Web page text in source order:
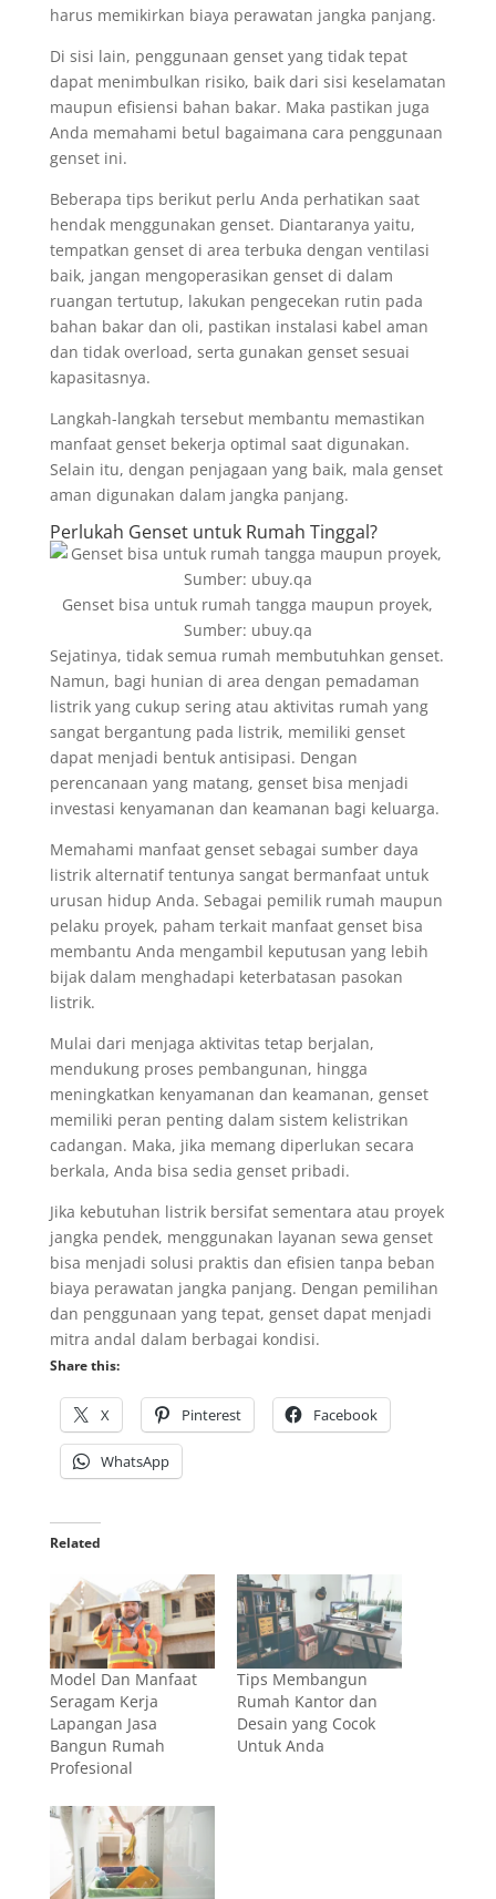
harus memikirkan biaya perawatan jangka panjang.
Di sisi lain, penggunaan genset yang tidak tepat
dapat menimbulkan risiko, baik dari sisi keselamatan
maupun efisiensi bahan bakar. Maka pastikan juga
Anda memahami betul bagaimana cara penggunaan
genset ini.
Beberapa tips berikut perlu Anda perhatikan saat
hendak menggunakan genset. Diantaranya yaitu,
tempatkan genset di area terbuka dengan ventilasi
baik, jangan mengoperasikan genset di dalam
ruangan tertutup, lakukan pengecekan rutin pada
bahan bakar dan oli, pastikan instalasi kabel aman
dan tidak overload, serta gunakan genset sesuai
kapasitasnya.
Langkah-langkah tersebut membantu memastikan
manfaat genset bekerja optimal saat digunakan.
Selain itu, dengan penjagaan yang baik, mala genset
aman digunakan dalam jangka panjang.
Perlukah Genset untuk Rumah Tinggal?
Genset bisa untuk rumah tangga maupun proyek,
Sumber: ubuy.qa
Sejatinya, tidak semua rumah membutuhkan genset.
Namun, bagi hunian di area dengan pemadaman
listrik yang cukup sering atau aktivitas rumah yang
sangat bergantung pada listrik, memiliki genset
dapat menjadi bentuk antisipasi. Dengan
perencanaan yang matang, genset bisa menjadi
investasi kenyamanan dan keamanan bagi keluarga.
Memahami manfaat genset sebagai sumber daya
listrik alternatif tentunya sangat bermanfaat untuk
urusan hidup Anda. Sebagai pemilik rumah maupun
pelaku proyek, paham terkait manfaat genset bisa
membantu Anda mengambil keputusan yang lebih
bijak dalam menghadapi keterbatasan pasokan
listrik.
Mulai dari menjaga aktivitas tetap berjalan,
mendukung proses pembangunan, hingga
meningkatkan kenyamanan dan keamanan, genset
memiliki peran penting dalam sistem kelistrikan
cadangan. Maka, jika memang diperlukan secara
berkala, Anda bisa sedia genset pribadi.
Jika kebutuhan listrik bersifat sementara atau proyek
jangka pendek, menggunakan layanan sewa genset
bisa menjadi solusi praktis dan efisien tanpa beban
biaya perawatan jangka panjang. Dengan pemilihan
dan penggunaan yang tepat, genset dapat menjadi
mitra andal dalam berbagai kondisi.
Share this:
X Pinterest Facebook
WhatsApp
Related
Model Dan Manfaat
Seragam Kerja
Lapangan Jasa
Bangun Rumah
Profesional
Tips Membangun
Rumah Kantor dan
Desain yang Cocok
Untuk Anda